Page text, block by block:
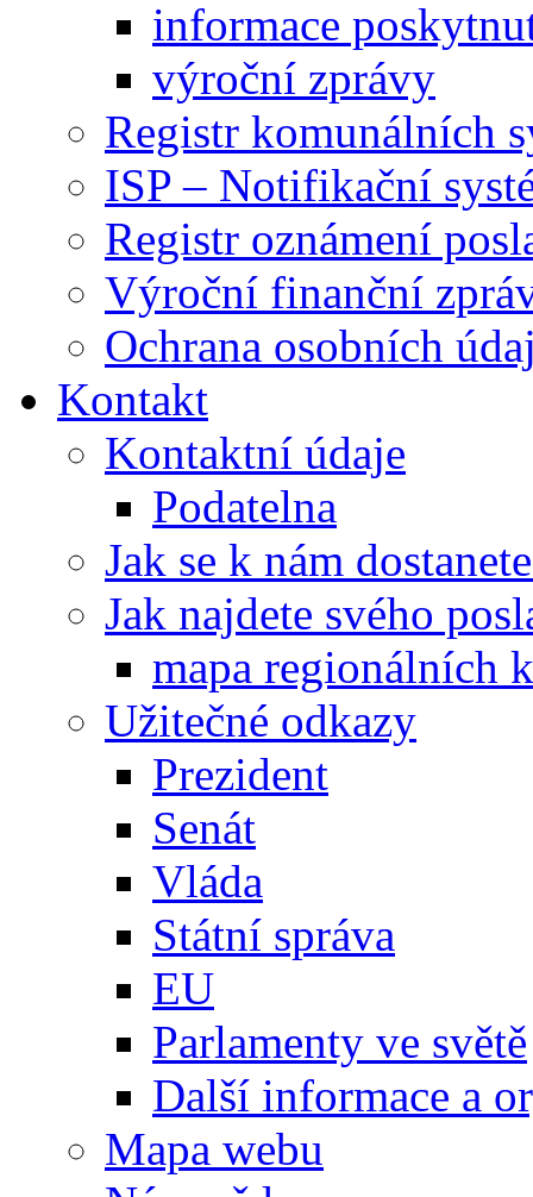
informace
výroční zprávy
Registr komunálních
ISP – Notifikační
Registr oznámení
Výroční finanční
Ochrana osobních
Kontakt
Kontaktní údaje
Podatelna
Jak se k nám
Jak najdete svého
mapa regionálních
Užitečné odkazy
Prezident
Senát
Vláda
Státní správa
EU
Parlamenty ve světě
Další informace a
Mapa webu